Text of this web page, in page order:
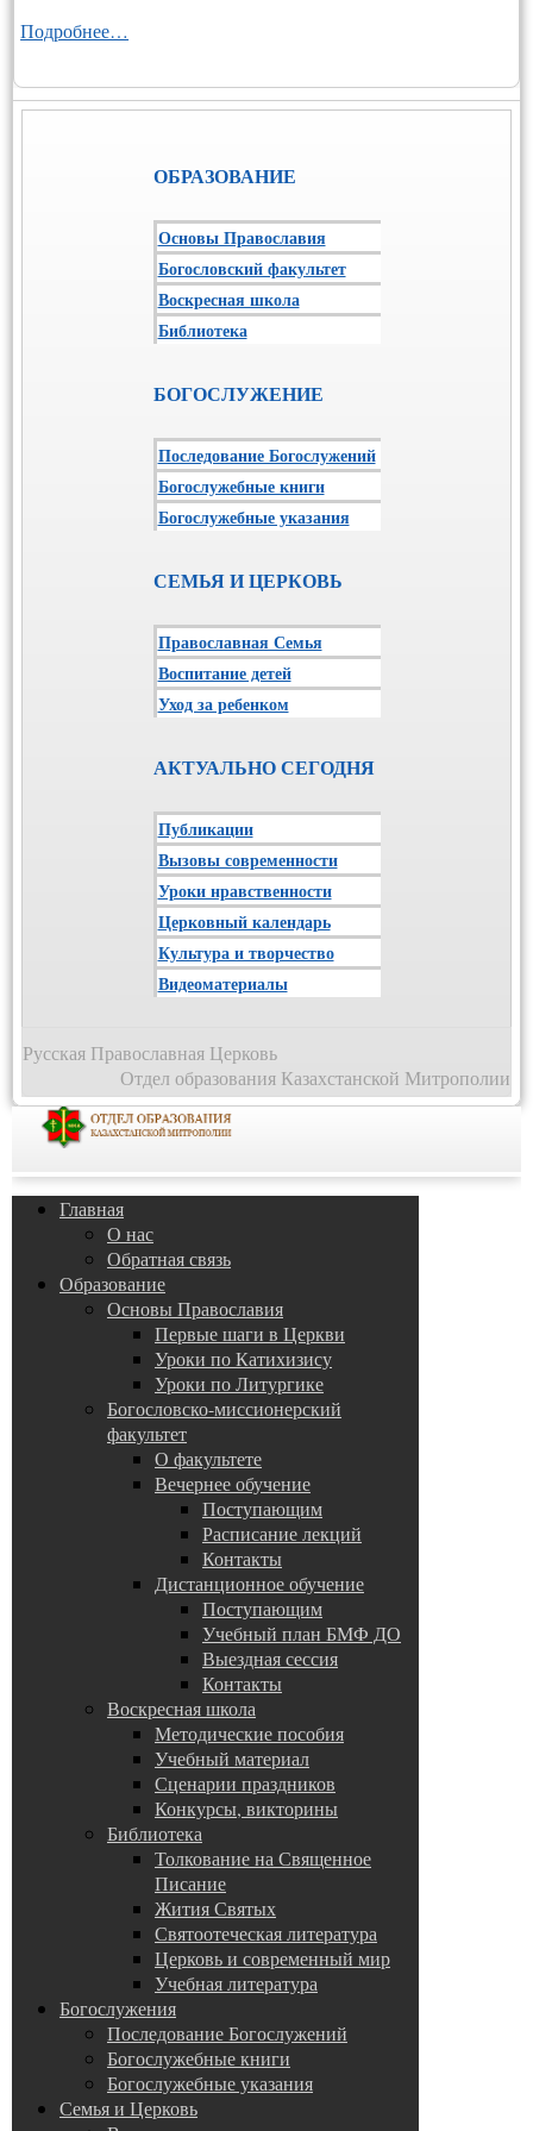
Подробнее…
ОБРАЗОВАНИЕ
Основы Православия
Богословский факультет
Воскресная школа
Библиотека
БОГОСЛУЖЕНИЕ
Последование Богослужений
Богослужебные книги
Богослужебные указания
СЕМЬЯ И ЦЕРКОВЬ
Православная Семья
Воспитание детей
Уход за ребенком
АКТУАЛЬНО СЕГОДНЯ
Публикации
Вызовы современности
Уроки нравственности
Церковный календарь
Культура и творчество
Видеоматериалы
Русская Православная Церковь
Отдел образования Казахстанской Митрополии
Главная
О нас
Обратная связь
Образование
Основы Православия
Первые шаги в Церкви
Уроки по Катихизису
Уроки по Литургике
Богословско-миссионерский
факультет
О факультете
Вечернее обучение
Поступающим
Расписание лекций
Контакты
Дистанционное обучение
Поступающим
Учебный план БМФ ДО
Выездная сессия
Контакты
Воскресная школа
Методические пособия
Учебный материал
Сценарии праздников
Конкурсы, викторины
Библиотека
Толкование на Священное
Писание
Жития Святых
Святоотеческая литература
Церковь и современный мир
Учебная литература
Богослужения
Последование Богослужений
Богослужебные книги
Богослужебные указания
Семья и Церковь